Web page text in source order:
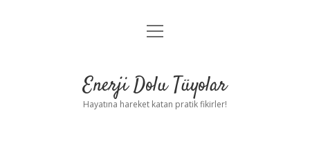
Anasayfa
Yasal Uyarı
menüyü
Enerji Dolu Tüyolar
Hayatına hareket katan pratik fikirler!